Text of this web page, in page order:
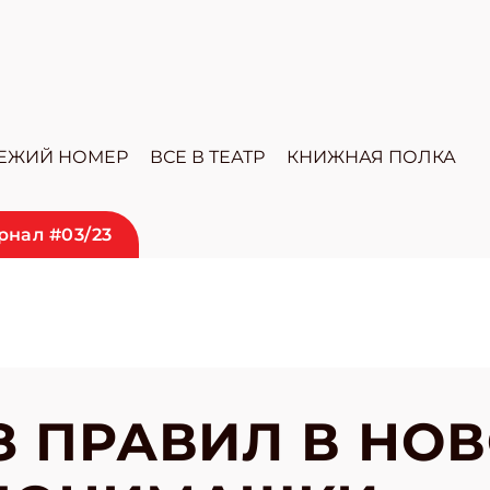
НОМЕР ВСЕ В ТЕАТР КНИЖНАЯ ПОЛКА
#03/23
ПРАВИЛ В